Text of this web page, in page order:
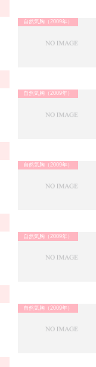
自然気胸（2009年）
自然気胸（2009年）
自然気胸（2009年）
自然気胸（2009年）
自然気胸（2009年）